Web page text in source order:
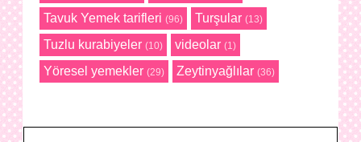
Tavuk Yemek tarifleri (96) Turşular (13)
Tuzlu kurabiyeler (10) videolar (1)
Yöresel yemekler (29) Zeytinyağlılar (36)